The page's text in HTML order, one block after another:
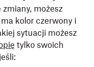
możesz
kolor czerwony i
sytuacji możesz
tylko swoich